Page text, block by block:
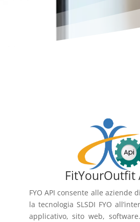
FitYourOutfit
FYO API consente alle aziende
la tecnologia SLSDI FYO
applicativo, sito web,